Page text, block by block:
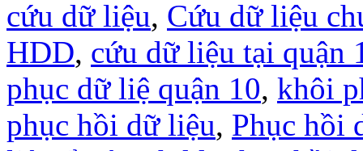
cứu dữ liệu, Cứu dữ liệu
HDD, cứu dữ liệu tại quận
phục dữ liệ quận 10, khôi
phục hồi dữ liệu, Phục hồi